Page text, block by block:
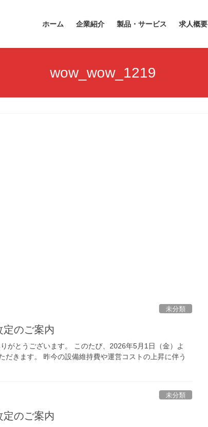
ホーム 企業紹介 製品・サービス 求人概要
wow_wow_1219
未分類
定のご案内
がとうございます。 このたび、2026年5月1日（金）よ
だきます。 昨今の設備維持費や運営コストの上昇に伴う
未分類
定のご案内